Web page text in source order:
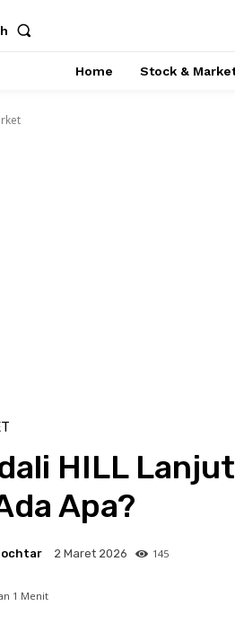
Home Stock &
HILL
Apa?
2 Maret 2026 145
1 Menit